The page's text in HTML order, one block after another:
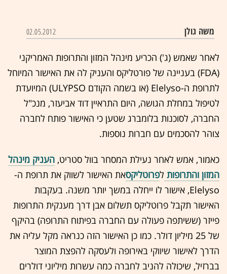
משה גולן 02.05.2012
לאחר שאמש (ג') הכריע מינהל המזון והתרופות האמריקני
(FDA) בעניינה של פורטליקס והעניק לה את האישור המיוחל
לתרופת ה-Elelyso (או בשמה הקודם ULYPSO) המיועדת
לטיפול במחלת הגושה, היום התראיין דוד אביעזר, מנכ"ל
החברה, לסוכנות בלומברג שטען כי האישור פותח לחברה
צוהר להסכמים עם חברות נוספות.
כאמור, אמש לאחר נעילת המסחר בוול סטריט, העניק מינהל
המזון והתרופות לפרוטליקסאת האישור לשווק את תרופת ה-
Elelyso, אישור לו ייחלה במשך יותר משנה. בעקבות
האישור תקבל פרוטליקס תשלום אבן דרך מענקית התרופות
פייזר (ששיתפה פעולה עם החברה בפיתוח התרופה) בהיקף
של 25 מיליון דולר. כמו כן האישור הזה כנראה מקל עליה את
הדרך לאישור שיווקי באירופה ולעסקה להפצת המוצר
בברזיל, שיכולה להניב לחברה כמה עשרות מיליוני דולרים